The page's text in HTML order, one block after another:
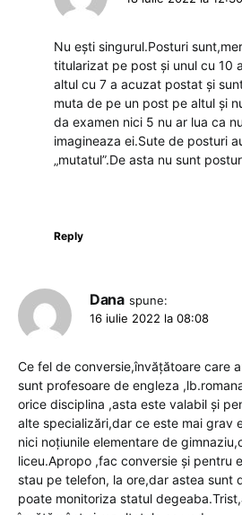
Nu ești singurul.Posturi
titularizat pe post și unul cu 10
altul cu 7 a acuzat postat și
muta de pe un post pe altul și
da examen nici 5 nu ar lua ca
imagineaza ei.Sute de posturi
„mutatul”.De asta nu sunt
Reply
Dana spune:
16 iulie 2022 la 08:08
Ce fel de conversie,învățătoare care
sunt profesoare de engleza
orice disciplina ,asta este valabil și
alte specializări,dar ce este mai grav
nici noțiunile elementare de
liceu.Apropo ,fac conversie și pentru
stau pe telefon, la ore,dar astea sunt
poate monitoriza statul